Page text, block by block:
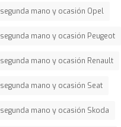
mano y ocasión Opel
mano y ocasión Peugeot
mano y ocasión Renault
mano y ocasión Seat
mano y ocasión Skoda